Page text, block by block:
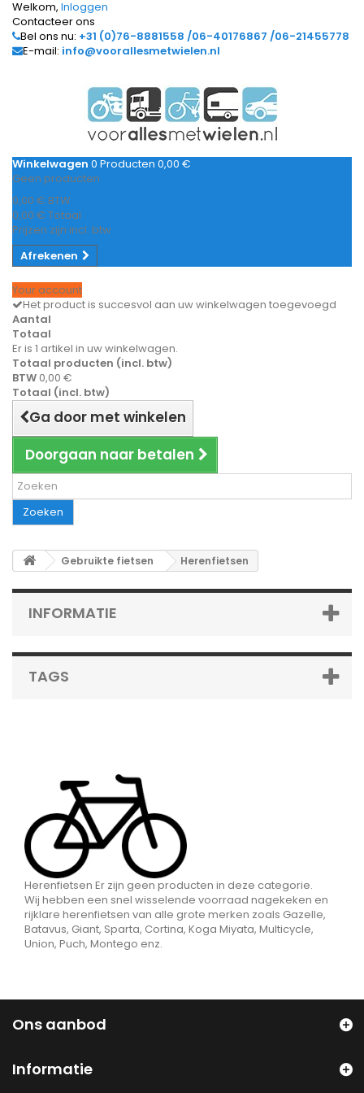
Welkom, Inloggen
Contacteer ons
Bel ons nu: +31 (0)76-8881558 /06-40176867 /06-21455778
E-mail: info@voorallesmetwielen.nl
Winkelwagen 0 Producten 0,00 €
Geen producten
0,00 € BTW
0,00 € Totaal
Prijzen zijn incl. btw
Afrekenen
Your account
Het product is succesvol aan uw winkelwagen toegevoegd
Aantal
Totaal
Er is 1 artikel in uw winkelwagen.
Totaal producten (incl. btw)
BTW 0,00 €
Totaal (incl. btw)
Ga door met winkelen
Doorgaan naar betalen
Zoeken
Gebruikte fietsen Herenfietsen
INFORMATIE
TAGS
Herenfietsen Er zijn geen producten in deze categorie.
Wij hebben een snel wisselende voorraad nagekeken en
rijklare herenfietsen van alle grote merken zoals Gazelle,
Batavus, Giant, Sparta, Cortina, Koga Miyata, Multicycle,
Union, Puch, Montego enz.
Ons aanbod
Informatie